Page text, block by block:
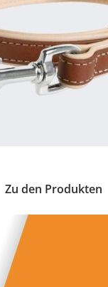
Zu den Produkten